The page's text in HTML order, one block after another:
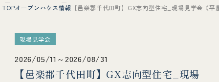
TOPオープンハウス情報 【邑楽郡千代田町】GX志向型住宅_現場見学会《平
現場見学会
2026/05/11～2026/08/31
【邑楽郡千代田町】GX志向型住宅_現場